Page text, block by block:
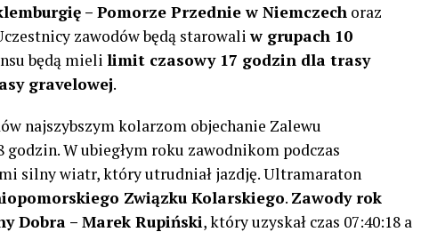
– Pomorze Przednie w Niemczech oraz
zawodów będą starowaliw grupach 10
będą mieli limit czasowy 17 godzin dla trasy
gravelowej.
najszybszym kolarzom objechanie Zalewu
godzin. W ubiegłym roku zawodnikom podczas
silny wiatr, który utrudniał jazdję. Ultramaraton
Związku Kolarskiego. Zawody rok
Dobra – Marek Rupiński, który uzyskał czas 07:40:18 a